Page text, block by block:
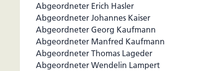
Abgeordneter Erich Hasler
Abgeordneter Johannes Kaiser
Abgeordneter Georg Kaufmann
Abgeordneter Manfred Kaufmann
Abgeordneter Thomas Lageder
Abgeordneter Wendelin Lampert